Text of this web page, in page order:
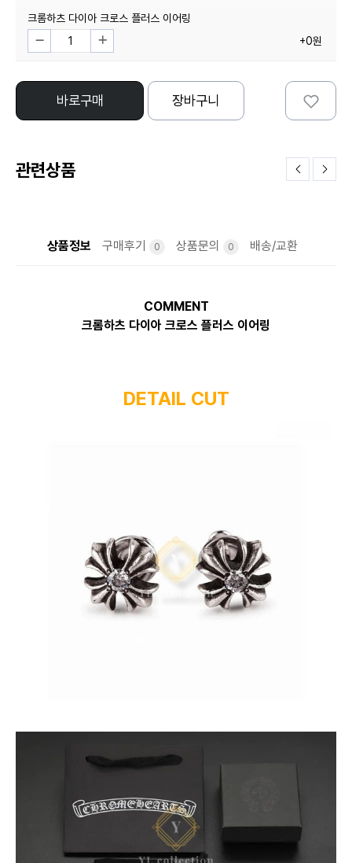
크롬하츠 다이아 크로스 플러스 이어링
+0원
바로구매 장바구니
관련상품
상품정보 구매후기 0 상품문의 0 배송/교환
COMMENT
크롬하츠 다이아 크로스 플러스 이어링
DETAIL CUT